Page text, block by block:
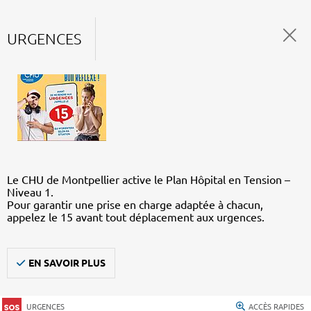
URGENCES
Le CHU de Montpellier active le Plan Hôpital en Tension –
Niveau 1.
Pour garantir une prise en charge adaptée à chacun,
appelez le 15 avant tout déplacement aux urgences.
EN SAVOIR PLUS
URGENCES ACCÈS RAPIDES